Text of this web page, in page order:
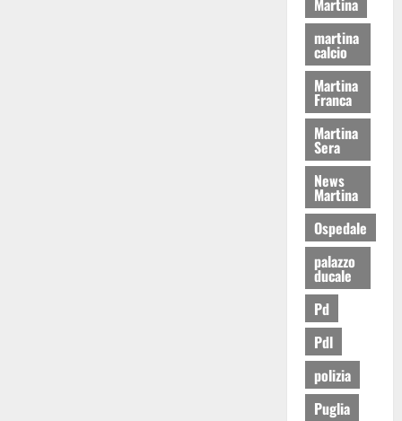
Martina
martina
calcio
Martina
Franca
Martina
Sera
News
Martina
Ospedale
palazzo
ducale
Pd
Pdl
polizia
Puglia